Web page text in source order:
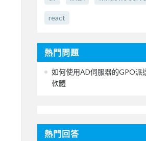
react
熱門問題
如何使用AD伺服器的GPO派
軟體
熱門回答